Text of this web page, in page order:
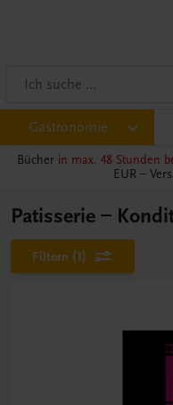
Gastronomie
Bücher in max. 48 Stunden
EUR –
Patisserie –
Filtern (1)